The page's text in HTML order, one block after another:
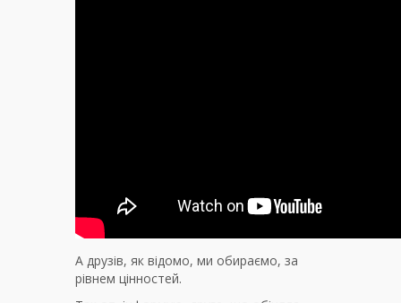
А друзів, як відомо, ми обираємо, за
рівнем цінностей.